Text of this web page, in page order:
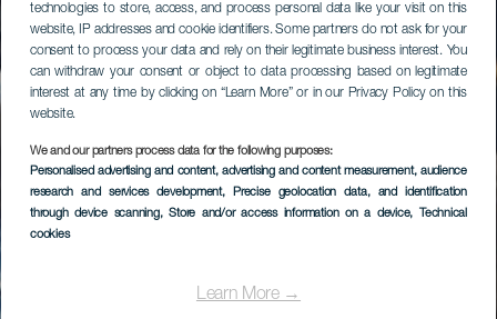
technologies to store, access, and process personal data like your visit on this
website, IP addresses and cookie identifiers. Some partners do not ask for your
consent to process your data and rely on their legitimate business interest. You
can withdraw your consent or object to data processing based on legitimate
interest at any time by clicking on “Learn More” or in our Privacy Policy on this
website.
We and our partners process data for the following purposes:
Personalised advertising and content, advertising and content measurement, audience
research and services development, Precise geolocation data, and identification
through device scanning, Store and/or access information on a device, Technical
cookies
Learn More →